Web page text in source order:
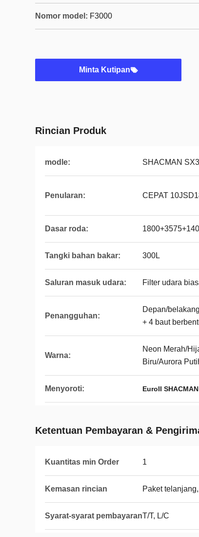
Nomor model: F3000
Minta Kutipan
Rincian Produk
modle: SHACMAN
Penularan: CEPAT
Dasar roda:
Tangki bahan bakar: 300L
Saluran masuk udara: Filter udara
Penangguhan:
Depan/
+ 4 baut
Warna:
Neon Merah/
Biru/Aurora
Menyoroti: EuroII
Ketentuan Pembayaran &
Kuantitas min Order 1
Kemasan rincian Paket
Syarat-syarat pembayaranT/T, L/C